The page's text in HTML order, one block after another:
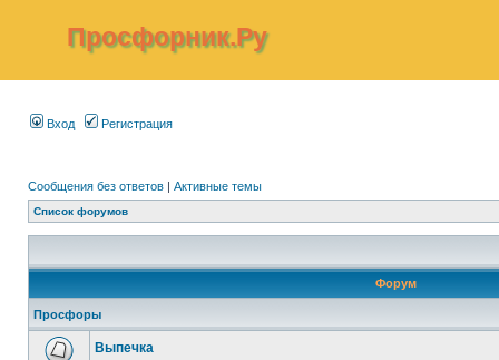
Просфорник.Ру
Вход Регистрация
Сообщения без ответов | Активные темы
Список форумов
Форум
Просфоры
Выпечка